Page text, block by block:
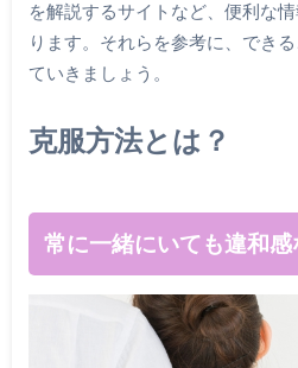
を解説するサイトなど、便利な
ります。それらを参考に、でき
ていきましょう。
克服方法とは？
常に一緒にいても違和